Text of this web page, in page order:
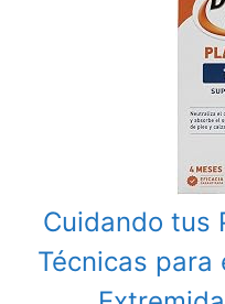
Cuidando tus
Técnicas